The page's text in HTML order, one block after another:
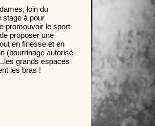
loin du
stage à pour
promouvoir le sport
proposer une
en finesse et en
(bourrinage autorisé
grands espaces
les bras !